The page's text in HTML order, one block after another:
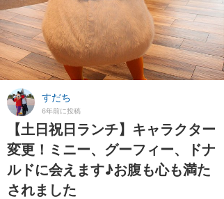
すだち
6年前に投稿
【土日祝日ランチ】キャラクター
変更！ミニー、グーフィー、ドナ
ルドに会えます♪お腹も心も満た
されました